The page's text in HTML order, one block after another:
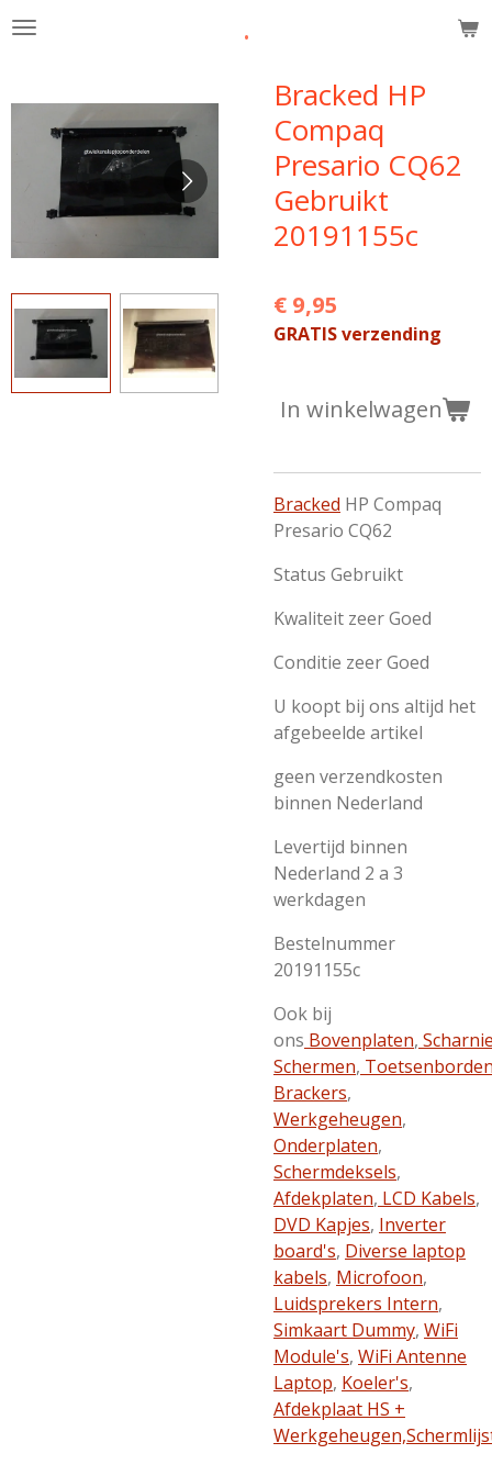
Ga
de
hoofdinhoud
.
Bracked HP
Compaq
Presario CQ62
Gebruikt
20191155c
€ 9,95
GRATIS verzending
In winkelwagen
Bracked HP Compaq
Presario CQ62
Status Gebruikt
Kwaliteit zeer Goed
Conditie zeer Goed
U koopt bij ons altijd het
afgebeelde artikel
geen verzendkosten
binnen Nederland
Levertijd binnen
Nederland 2 a 3
werkdagen
Bestelnummer
20191155c
Ook bij
ons Bovenplaten,
Schermen,
Brackers,
Werkgeheugen,
Onderplaten,
Schermdeksels,
Afdekplaten, LCD Kabels,
DVD Kapjes, Inverter
board's, Diverse laptop
kabels, Microfoon,
Luidsprekers Intern,
Simkaart Dummy, WiFi
Module's, WiFi Antenne
Laptop, Koeler's,
Afdekplaat HS +
Werkgeheugen,